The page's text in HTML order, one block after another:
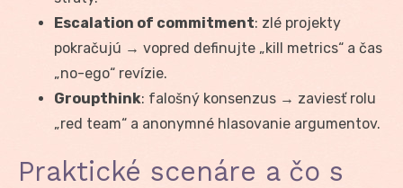
Escalation of commitment: zlé projekty
pokračujú → vopred definujte „kill metrics“ a čas
„no-ego“ revízie.
Groupthink: falošný konsenzus → zaviesť rolu
„red team“ a anonymné hlasovanie argumentov.
Praktické scenáre a čo s